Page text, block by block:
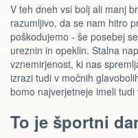
V teh dneh vsi bolj ali manj
razumljivo, da se nam hitro
poškodujemo - še posebej
ureznin in opeklin. Stalna
vznemirjenost, ki nas
izrazi tudi v močnih
bomo najverjetneje imeli tudi
To je športni